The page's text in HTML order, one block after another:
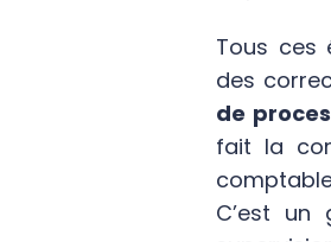
Tous ces
des
de
fait la
C’est un